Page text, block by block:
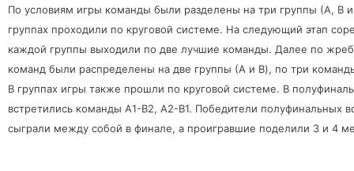
По условиям игры команды были разделены на три группы (А, B
группах проходили по круговой системе. На следующий этап
каждой группы выходили по две лучшие команды. Далее по
команд были распределены на две группы (А и B), по три
В группах игры также прошли по круговой системе. В
встретились команды А1-B2, А2-B1. Победители полуфинальных
сыграли между собой в финале, а проигравшие поделили 3 и 4